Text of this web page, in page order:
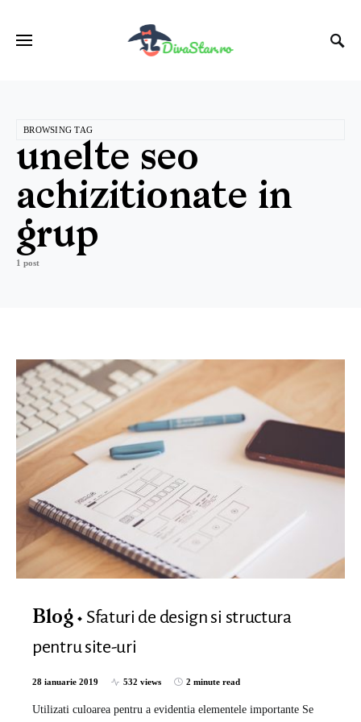
BROWSING TAG
unelte seo
achizitionate in
grup
1 post
Blog
Sfaturi de design si structura
pentru site-uri
28 ianuarie 2019 532 views 2 minute read
Utilizati culoarea pentru a evidentia elementele importante Se